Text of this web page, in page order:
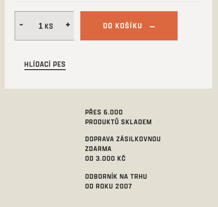
DO KOŠÍKU
HLÍDACÍ PES
PŘES 6.000
PRODUKTŮ SKLADEM
DOPRAVA ZÁSILKOVNOU
ZDARMA
OD 3.000 KČ
ODBORNÍK NA TRHU
OD ROKU 2007